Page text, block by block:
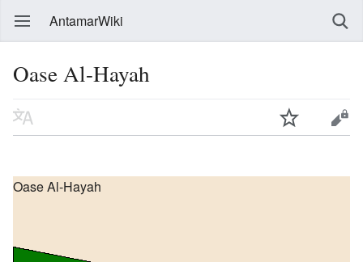
AntamarWiki
Oase Al-Hayah
Oase Al-Hayah